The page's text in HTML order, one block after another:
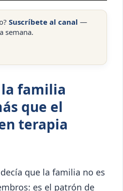
Suscríbete al canal —
semana.
la familia
que el
terapia
que la familia no es
es el patrón de